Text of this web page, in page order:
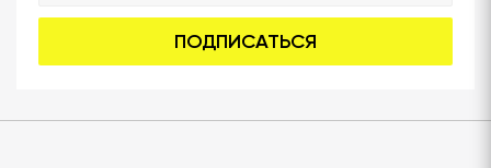
ПОДПИСАТЬСЯ